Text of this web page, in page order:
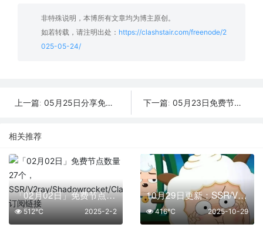
非特殊说明，本博所有文章均为博主原创。
如若转载，请注明出处： https://clashstair.com/freenode/2
025-05-24/
上一篇: 05月25日分享免费节点数量44个,地区有日本|美国|阿根廷|菲律宾|俄罗斯,2025年SSR|V2ray|Shadowrocket|Clash订阅链接 下一篇: 05月23日免费节点数量45个,地区有台湾|德国|俄罗斯|新加坡|俄罗斯,2025年SSR|V2ray|Shadowrocket|Clash订阅链接
相关推荐
「02月02日」免费节点数量27个，SSR/V2ray/Shadowrocket/Clash订阅链接
2025-2-2
512℃
10月29日更新：SSR/V2Ray/Clash可用节点31条分享
2025-10-29
416℃